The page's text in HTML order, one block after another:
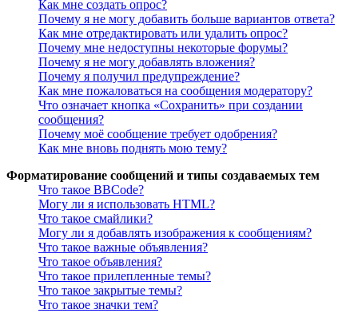
Как мне создать опрос?
Почему я не могу добавить больше вариантов ответа?
Как мне отредактировать или удалить опрос?
Почему мне недоступны некоторые форумы?
Почему я не могу добавлять вложения?
Почему я получил предупреждение?
Как мне пожаловаться на сообщения модератору?
Что означает кнопка «Сохранить» при создании
сообщения?
Почему моё сообщение требует одобрения?
Как мне вновь поднять мою тему?
Форматирование сообщений и типы создаваемых тем
Что такое BBCode?
Могу ли я использовать HTML?
Что такое смайлики?
Могу ли я добавлять изображения к сообщениям?
Что такое важные объявления?
Что такое объявления?
Что такое прилепленные темы?
Что такое закрытые темы?
Что такое значки тем?